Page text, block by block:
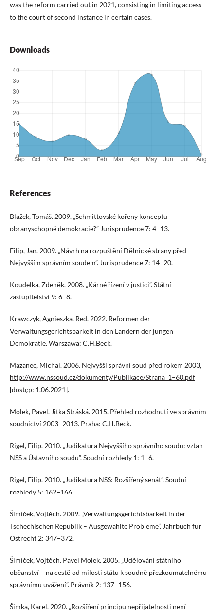
was the reform carried out in 2021, consisting in limiting access
to the court of second instance in certain cases.
Downloads
References
Blažek, Tomáš. 2009. „Schmittovské kořeny konceptu
obranyschopné demokracie?” Jurisprudence 7: 4−13.
Filip, Jan. 2009. „Návrh na rozpuštění Dělnické strany před
Nejvyšším správním soudem”. Jurisprudence 7: 14−20.
Koudelka, Zdeněk. 2008. „Kárné řízení v justici”. Státní
zastupitelství 9: 6−8.
Krawczyk, Agnieszka. Red. 2022. Reformen der
Verwaltungsgerichtsbarkeit in den Ländern der jungen
Demokratie. Warszawa: C.H.Beck.
Mazanec, Michal. 2006. Nejvyšší správní soud před rokem 2003,
http://www.nssoud.cz/dokumenty/Publikace/Strana_1–60.pdf
[dostęp: 1.06.2021].
Molek, Pavel. Jitka Stráská. 2015. Přehled rozhodnutí ve správním
soudnictví 2003−2013. Praha: C.H.Beck.
Rigel, Filip. 2010. „Judikatura Nejvyššího správního soudu: vztah
NSS a Ústavního soudu”. Soudní rozhledy 1: 1−6.
Rigel, Filip. 2010. „Judikatura NSS: Rozšířený senát”. Soudní
rozhledy 5: 162−166.
Šimíček, Vojtěch. 2009. „Verwaltungsgerichtsbarkeit in der
Tschechischen Republik – Ausgewählte Probleme”. Jahrbuch für
Ostrecht 2: 347−372.
Šimíček, Vojtěch. Pavel Molek. 2005. „Udělování státního
občanství – na cestě od milosti státu k soudně přezkoumatelnému
správnímu uvážení”. Právník 2: 137−156.
Šimka, Karel. 2020. „Rozšíření principu nepřijatelnosti není